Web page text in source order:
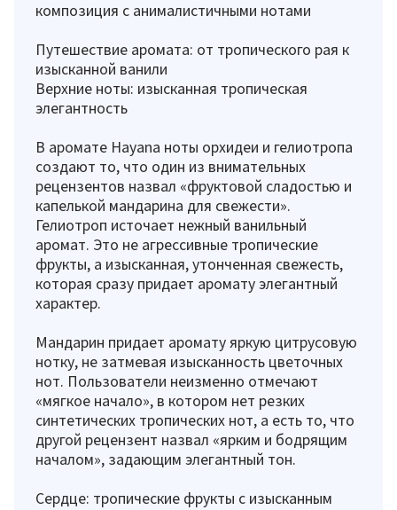
композиция с анималистичными нотами
Путешествие аромата: от тропического рая к
изысканной ванили
Верхние ноты: изысканная тропическая
элегантность
В аромате Hayana ноты орхидеи и гелиотропа
создают то, что один из внимательных
рецензентов назвал «фруктовой сладостью и
капелькой мандарина для свежести».
Гелиотроп источает нежный ванильный
аромат. Это не агрессивные тропические
фрукты, а изысканная, утонченная свежесть,
которая сразу придает аромату элегантный
характер.
Мандарин придает аромату яркую цитрусовую
нотку, не затмевая изысканность цветочных
нот. Пользователи неизменно отмечают
«мягкое начало», в котором нет резких
синтетических тропических нот, а есть то, что
другой рецензент назвал «ярким и бодрящим
началом», задающим элегантный тон.
Сердце: тропические фрукты с изысканным